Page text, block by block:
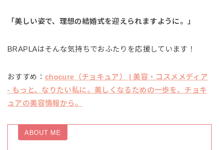
「美しい姿で、理想の結婚式を迎えられますように。」
BRAPLAはそんな気持ちでおふたりを応援しています！
おすすめ： chocure（チョキュア） | 美容・コスメメディア
- もっと、なりたい私に。美しくなるための一歩を、チョキ
ュアの美容情報から。
ABOUT ME